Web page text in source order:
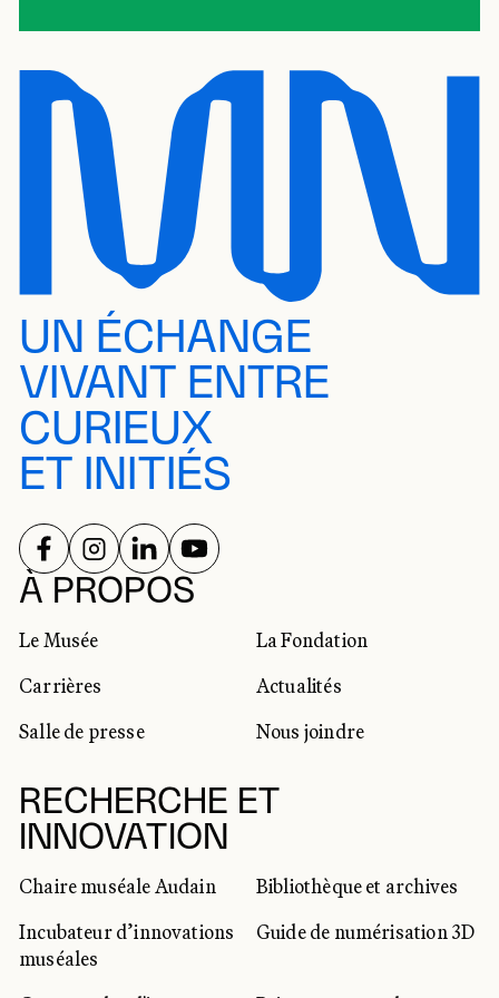
UN ÉCHANGE
VIVANT ENTRE
CURIEUX
ET INITIÉS
À PROPOS
Le Musée
La Fondation
Carrières
Actualités
Salle de presse
Nous joindre
RECHERCHE ET
INNOVATION
Chaire muséale Audain
Bibliothèque et archives
Incubateur d’innovations
muséales
Guide de numérisation 3D
RÉSEAUX SOCIAUX
SUIVEZ-NOUS SUR
SUIVEZ-NOUS SUR
SUIVEZ-NOUS SUR
SUIVEZ-NOUS SUR